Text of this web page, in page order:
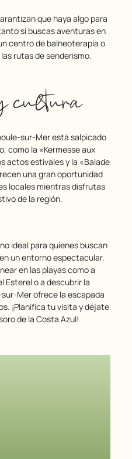
si buscas aventuras en
centro de balneoterapia o
rutas de senderismo.
cultura
como la «Kermesse aux
actos estivales y la «Balade
una gran oportunidad
locales mientras disfrutas
de la región.
un entorno espectacular.
en las playas como a
Esterel o a descubrir la
Mer ofrece la escapada
¡Planifica tu visita y déjate
de la Costa Azul!